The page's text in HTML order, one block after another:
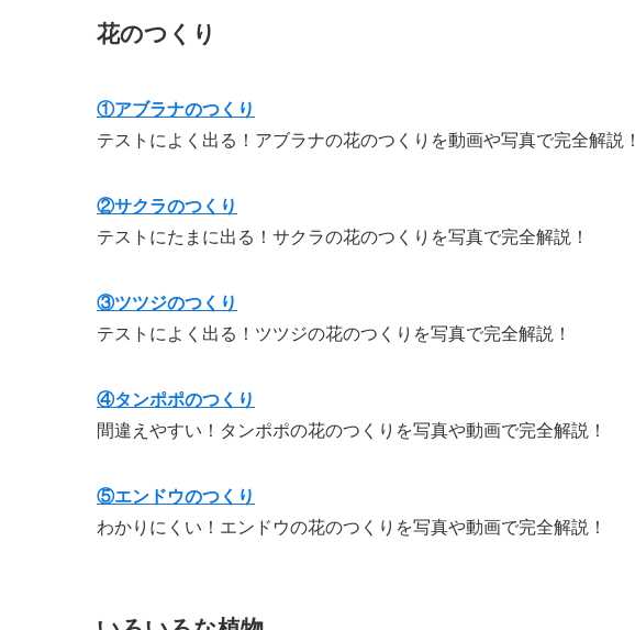
花のつくり
①アブラナのつくり
テストによく出る！アブラナの花のつくりを動画や写真で完全解説！
②サクラのつくり
テストにたまに出る！サクラの花のつくりを写真で完全解説！
③ツツジのつくり
テストによく出る！ツツジの花のつくりを写真で完全解説！
④タンポポのつくり
間違えやすい！タンポポの花のつくりを写真や動画で完全解説！
⑤エンドウのつくり
わかりにくい！エンドウの花のつくりを写真や動画で完全解説！